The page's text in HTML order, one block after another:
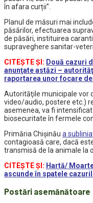
în afara curții”.
Planul de măsuri mai
păsărilor, efectuarea
de păsări, instituirea
supraveghere sanitar-
CITEŞTE ŞI: Două cazuri
anunţate astăzi –
raportarea unor focare
Autorităţile municipale vor
video/audio, postere etc.)
asemenea, va fi
biosecuritate în fermele
Primăria Chişinău a
contagioasă care, dacă
transmisă de la animale la
CITEŞTE ŞI: Hartă/
ascunde în spatele
Postări asemănătoare